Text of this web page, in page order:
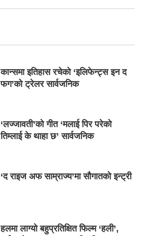
कान्समा इतिहास रचेको ‘इलिफेन्ट्स इन द
फग’को ट्रेलर सार्वजनिक
‘लज्जावती’को गीत ‘मलाई पिर परेको
तिम्लाई के थाहा छ’ सार्वजनिक
‘द राइज अफ साम्राज्य’मा सौगातको इन्ट्री
हलमा लाग्यो बहुप्रतिक्षित फिल्म ‘हली’,